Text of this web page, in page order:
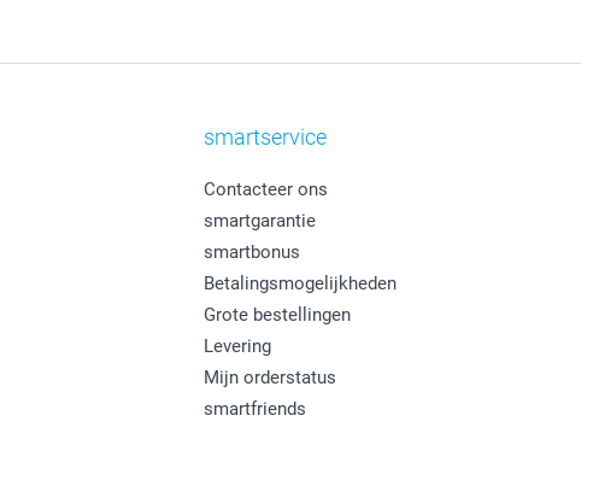
smartservice
Contacteer ons
smartgarantie
smartbonus
Betalingsmogelijkheden
Grote bestellingen
Levering
Mijn orderstatus
smartfriends